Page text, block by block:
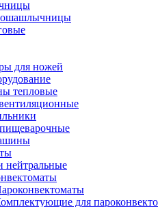
для ножей
тепловые
нейтральные
для